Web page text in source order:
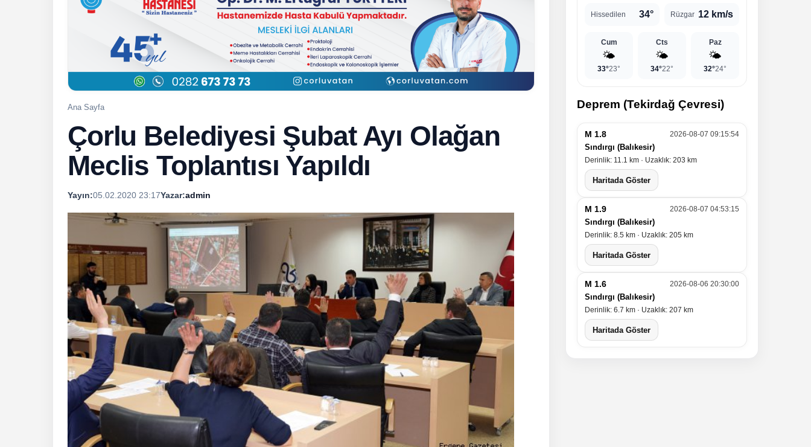
Ana Sayfa
Çorlu Belediyesi Şubat Ayı Olağan
Meclis Toplantısı Yapıldı
Yayın:05.02.2020 23:17Yazar:admin
Hissedilen 34° Rüzgar 12 km/s
Cum
🌤️
33°23°
Cts
🌤️
34°22°
Paz
🌤️
32°24°
Deprem (Tekirdağ Çevresi)
M 1.8 2026-08-07 09:15:54
Sındırgı (Balıkesir)
Derinlik: 11.1 km · Uzaklık: 203 km
Haritada Göster
M 1.9 2026-08-07 04:53:15
Sındırgı (Balıkesir)
Derinlik: 8.5 km · Uzaklık: 205 km
Haritada Göster
M 1.6 2026-08-06 20:30:00
Sındırgı (Balıkesir)
Derinlik: 6.7 km · Uzaklık: 207 km
Haritada Göster